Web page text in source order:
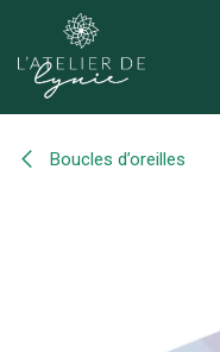
Se rendre au contenu
Boucles d’oreilles